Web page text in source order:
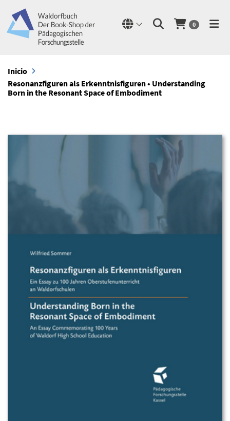
0
Inicio
Resonanzfiguren als Erkenntnisfiguren • Understanding
Born in the Resonant Space of Embodiment